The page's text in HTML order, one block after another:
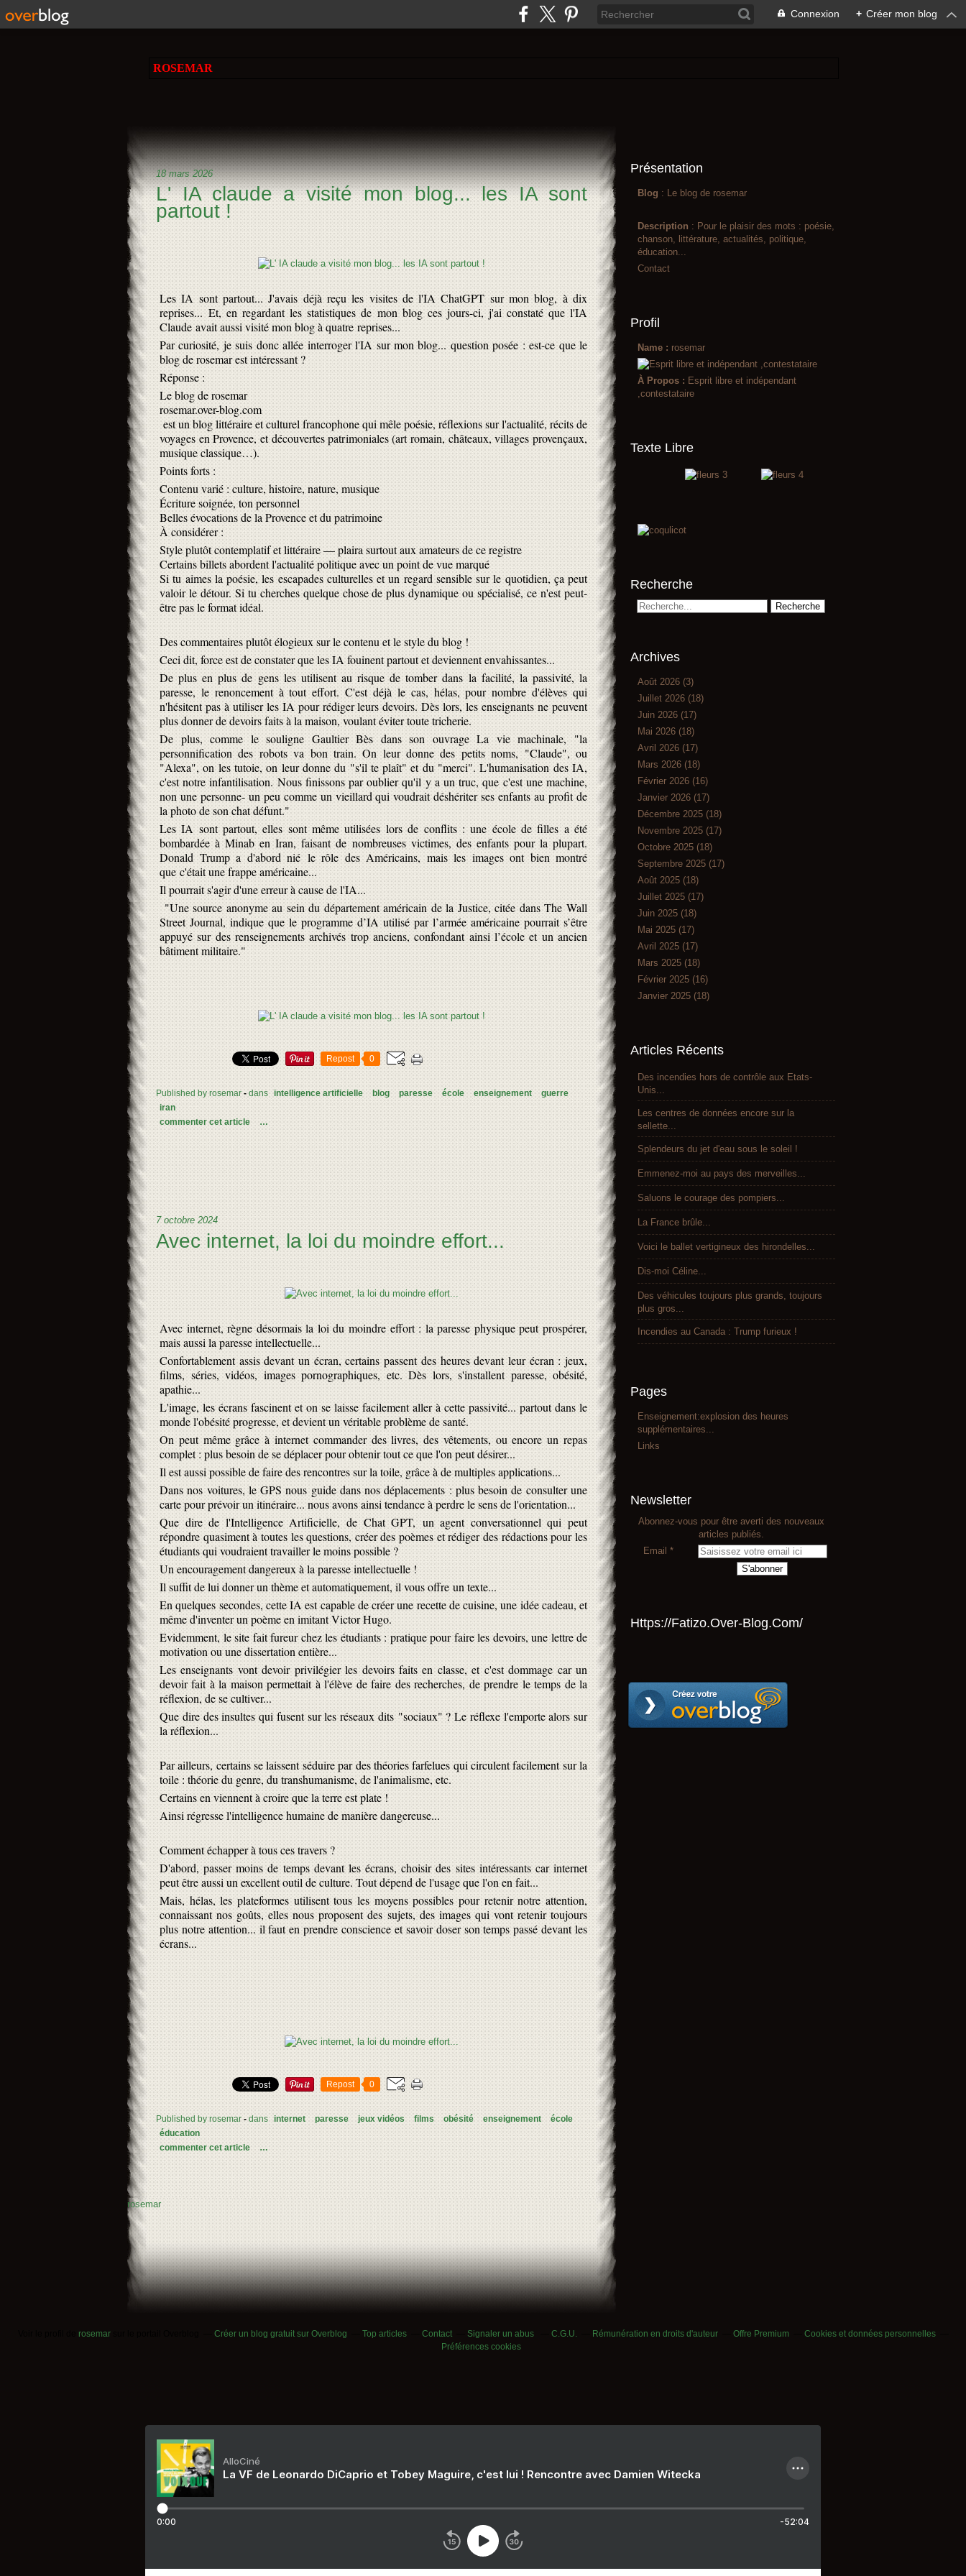
Connexion + Créer mon blog
ROSEMAR
18 mars 2026
L' IA claude a visité mon blog... les IA sont
partout !
Les IA sont partout... J'avais déjà reçu les visites de l'IA ChatGPT sur mon blog, à dix
reprises...Et, en regardant les statistiques de mon blog ces jours-ci, j'ai constaté que l'IA
Claude avait aussi visité mon blog à quatre reprises...
Par curiosité, je suis donc allée interroger l'IA sur mon blog... question posée : est-ce que le
blog de rosemar est intéressant ?
Réponse :
Le blog de rosemar
rosemar.over-blog.com
est un blog littéraire et culturel francophone qui mêle poésie, réflexions sur l'actualité, récits de
voyages en Provence, et découvertes patrimoniales (art romain, châteaux, villages provençaux,
musique classique…).
Points forts :
Contenu varié : culture, histoire, nature, musique
Écriture soignée, ton personnel
Belles évocations de la Provence et du patrimoine
À considérer :
Style plutôt contemplatif et littéraire — plaira surtout aux amateurs de ce registre
Certains billets abordent l'actualité politique avec un point de vue marqué
Si tu aimes la poésie, les escapades culturelles et un regard sensible sur le quotidien, ça peut
valoir le détour. Si tu cherches quelque chose de plus dynamique ou spécialisé, ce n'est peut-
être pas le format idéal.
Des commentaires plutôt élogieux sur le contenu et le style du blog !
Ceci dit, force est de constater que les IA fouinent partout et deviennent envahissantes...
De plus en plus de gens les utilisent au risque de tomber dans la facilité, la passivité, la
paresse, le renoncement à tout effort. C'est déjà le cas, hélas, pour nombre d'élèves qui
n'hésitent pas à utiliser les IA pour rédiger leurs devoirs. Dès lors, les enseignants ne peuvent
plus donner de devoirs faits à la maison, voulant éviter toute tricherie.
De plus, comme le souligne Gaultier Bès dans son ouvrage La vie machinale, "la
personnification des robots va bon train. On leur donne des petits noms, "Claude", ou
"Alexa", on les tutoie, on leur donne du "s'il te plaît" et du "merci". L'humanisation des IA,
c'est notre infantilisation. Nous finissons par oublier qu'il y a un truc, que c'est une machine,
non une personne- un peu comme un vieillard qui voudrait déshériter ses enfants au profit de
la photo de son chat défunt."
Les IA sont partout, elles sont même utilisées lors de conflits : une école de filles a été
bombardée à Minab en Iran, faisant de nombreuses victimes, des enfants pour la plupart.
Donald Trump a d'abord nié le rôle des Américains, mais les images ont bien montré
que c'était une frappe américaine...
Il pourrait s'agir d'une erreur à cause de l'IA...
"Une source anonyme au sein du département américain de la Justice, citée dans The Wall
Street Journal, indique que le programme d’IA utilisé par l’armée américaine pourrait s’être
appuyé sur des renseignements archivés trop anciens, confondant ainsi l’école et un ancien
bâtiment militaire."
Repost 0
Published by rosemar - dans intelligence artificielle blog paresse école enseignement
guerre
iran
commenter cet article
…
7 octobre 2024
Avec internet, la loi du moindre effort...
Avec internet, règne désormais la loi du moindre effort : la paresse physique peut prospérer,
mais aussi la paresse intellectuelle...
Confortablement assis devant un écran, certains passent des heures devant leur écran : jeux,
films, séries, vidéos, images pornographiques, etc. Dès lors, s'installent paresse, obésité,
apathie...
L'image, les écrans fascinent et on se laisse facilement aller à cette passivité... partout dans le
monde l'obésité progresse, et devient un véritable problème de santé.
On peut même grâce à internet commander des livres, des vêtements, ou encore un repas
complet : plus besoin de se déplacer pour obtenir tout ce que l'on peut désirer...
Il est aussi possible de faire des rencontres sur la toile, grâce à de multiples applications...
Dans nos voitures, le GPS nous guide dans nos déplacements : plus besoin de consulter une
carte pour prévoir un itinéraire... nous avons ainsi tendance à perdre le sens de l'orientation...
Que dire de l'Intelligence Artificielle, de Chat GPT, un agent conversationnel qui peut
répondre quasiment à toutes les questions, créer des poèmes et rédiger des rédactions pour les
étudiants qui voudraient travailler le moins possible ?
Un encouragement dangereux à la paresse intellectuelle !
Il suffit de lui donner un thème et automatiquement, il vous offre un texte...
En quelques secondes, cette IA est capable de créer une recette de cuisine, une idée cadeau, et
même d'inventer un poème en imitant Victor Hugo.
Evidemment, le site fait fureur chez les étudiants : pratique pour faire les devoirs, une lettre de
motivation ou une dissertation entière...
Les enseignants vont devoir privilégier les devoirs faits en classe, et c'est dommage car un
devoir fait à la maison permettait à l'élève de faire des recherches, de prendre le temps de la
réflexion, de se cultiver...
Que dire des insultes qui fusent sur les réseaux dits "sociaux" ? Le réflexe l'emporte alors sur
la réflexion...
Par ailleurs, certains se laissent séduire par des théories farfelues qui circulent facilement sur la
toile : théorie du genre, du transhumanisme, de l'animalisme, etc.
Certains en viennent à croire que la terre est plate !
Ainsi régresse l'intelligence humaine de manière dangereuse...
Comment échapper à tous ces travers ?
D'abord, passer moins de temps devant les écrans, choisir des sites intéressants car internet
peut être aussi un excellent outil de culture. Tout dépend de l'usage que l'on en fait...
Mais, hélas, les plateformes utilisent tous les moyens possibles pour retenir notre attention,
connaissant nos goûts, elles nous proposent des sujets, des images qui vont retenir toujours
plus notre attention... il faut en prendre conscience et savoir doser son temps passé devant les
écrans...
Repost 0
Published by rosemar - dans internet paresse jeux vidéos films obésité enseignement
école
éducation
commenter cet article
…
Présentation
Blog : Le blog de rosemar
Description : Pour le plaisir des mots : poésie,
chanson, littérature, actualités, politique,
éducation...
Contact
Profil
Name : rosemar
À Propos : Esprit libre et indépendant
,contestataire
Texte Libre
Recherche
Archives
Août 2026 (3)
Juillet 2026 (18)
Juin 2026 (17)
Mai 2026 (18)
Avril 2026 (17)
Mars 2026 (18)
Février 2026 (16)
Janvier 2026 (17)
Décembre 2025 (18)
Novembre 2025 (17)
Octobre 2025 (18)
Septembre 2025 (17)
Août 2025 (18)
Juillet 2025 (17)
Juin 2025 (18)
Mai 2025 (17)
Avril 2025 (17)
Mars 2025 (18)
Février 2025 (16)
Janvier 2025 (18)
Articles Récents
Des incendies hors de contrôle aux Etats-
Unis...
Les centres de données encore sur la
sellette...
Splendeurs du jet d'eau sous le soleil !
Emmenez-moi au pays des merveilles...
Saluons le courage des pompiers...
La France brûle...
Voici le ballet vertigineux des hirondelles...
Dis-moi Céline...
Des véhicules toujours plus grands, toujours
plus gros...
Incendies au Canada : Trump furieux !
Pages
Enseignement:explosion des heures
supplémentaires...
Links
Newsletter
Abonnez-vous pour être averti des nouveaux
articles publiés.
Email
Https://Fatizo.over-Blog.com/
rosemar
rosemarsur le portail Overblog Créer un blog gratuit sur Overblog Top articles Contact Signaler un abus C.G.U. Rémunération en droits d'auteur Offre Premium
Cookies et données personnelles
Préférences cookies
AlloCiné
La VF de Leonardo DiCaprio et Tobey Maguire, c'est lui ! Rencontre avec Damien Witecka
0:00 -52:04